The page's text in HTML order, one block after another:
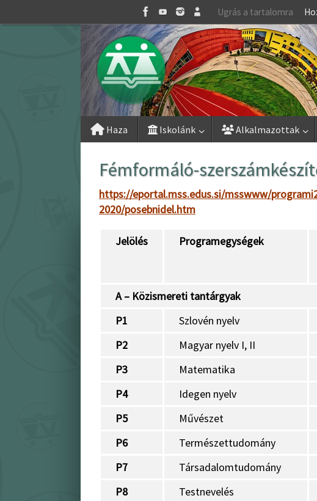
to
Ugrás a tartalomra
Skip
Haza Iskolánk Alkalmazottak
Fémformáló-
https://eportal.mss.edus.si/msswww/
2020/posebnidel.htm
Jelölés Programegységek
A – Közismereti tantárgyak
P1
Szlovén nyelv
P2
Magyar nyelv I, II
P3
Matematika
P4
Idegen nyelv
P5
Művészet
P6
Természettudomány
P7
Társadalomtudomány
P8
Testnevelés